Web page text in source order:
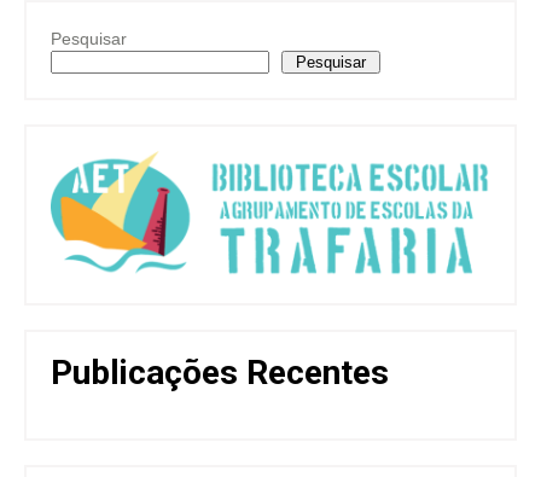
Pesquisar
Pesquisar
Publicações Recentes